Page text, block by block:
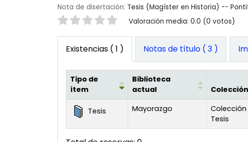
Nota de disertación: Tesis (Magíster en Historia) --
Valoración Valoración media: 0.0 (0 votos)
Existencias ( 1 ) Notas de título ( 3 )
Existencias
Tipo de
ítem
Biblioteca
actual
Colección
Tesis Mayorazgo
Colección
Tesis